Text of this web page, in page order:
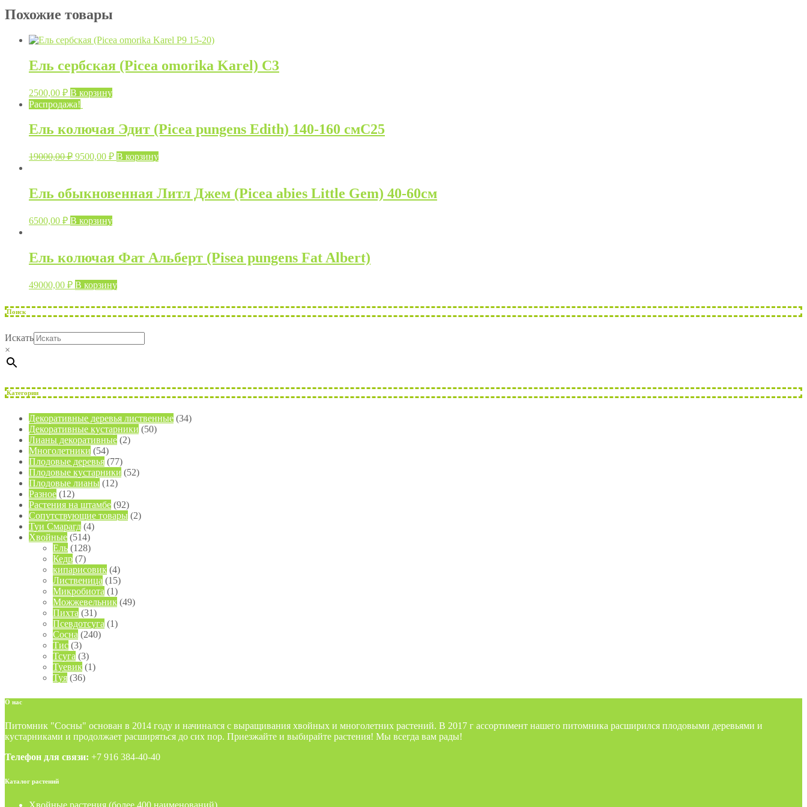
на
(Picea
Bialobok)
PA70см
Похожие товары
Ель сербская (Picea omorika Karel) C3
2500,00 ₽ В корзину
Распродажа!
Ель колючая Эдит (Picea pungens Edith) 140-160 смC25
19000,00₽ Первоначальная
9500,00 ₽Текущая
цена:
В корзину
Ель обыкновенная Литл Джем (Picea abies Little Gem) 40-60см
6500,00 ₽ В корзину
Ель колючая Фат Альберт (Pisea pungens Fat Albert)
49000,00 ₽ В корзину
Поиск
Искать
×
Категории
Декоративные деревья лиственные (34)
Декоративные кустарники (50)
Лианы декоративные (2)
Многолетники (54)
Плодовые деревья (77)
Плодовые кустарники (52)
Плодовые лианы (12)
Разное (12)
Растения на штамбе (92)
Сопутствующие товары (2)
Туи Смарагд (4)
Хвойные (514)
Ель (128)
Кедр (7)
кипарисовик (4)
Лиственица (15)
Микробиота (1)
Можжевельник (49)
Пихта (31)
Псевдотсуга (1)
Сосна (240)
Тис (3)
Тсуга (3)
Туевик (1)
Туя (36)
О нас
Питомник "Сосны" основан в 2014 году и начинался с выращивания хвойных и многолетних растений. В 2017 г ассортимент нашего питомника расширился плодовыми деревьями и
кустарниками и продолжает расширяться до сих пор. Приезжайте и выбирайте растения! Мы всегда вам рады!
Телефон для связи: +7 916 384-40-40
Каталог растений
Хвойные растения (более 400 наименований)